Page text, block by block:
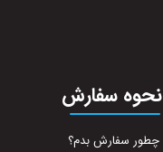
نحوه سفارش
چطور سفارش بدم؟